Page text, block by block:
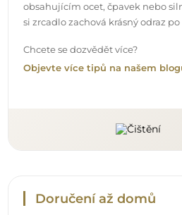
obsahujícím ocet, čpavek nebo
si zrcadlo zachová krásný odraz
Chcete se dozvědět více?
Objevte více tipů na našem
Doručení až domů